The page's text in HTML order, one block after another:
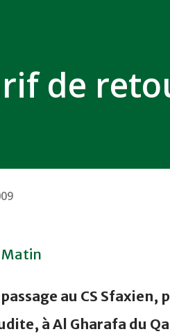
de
Matin
au CS Sfaxien,
à Al Gharafa du